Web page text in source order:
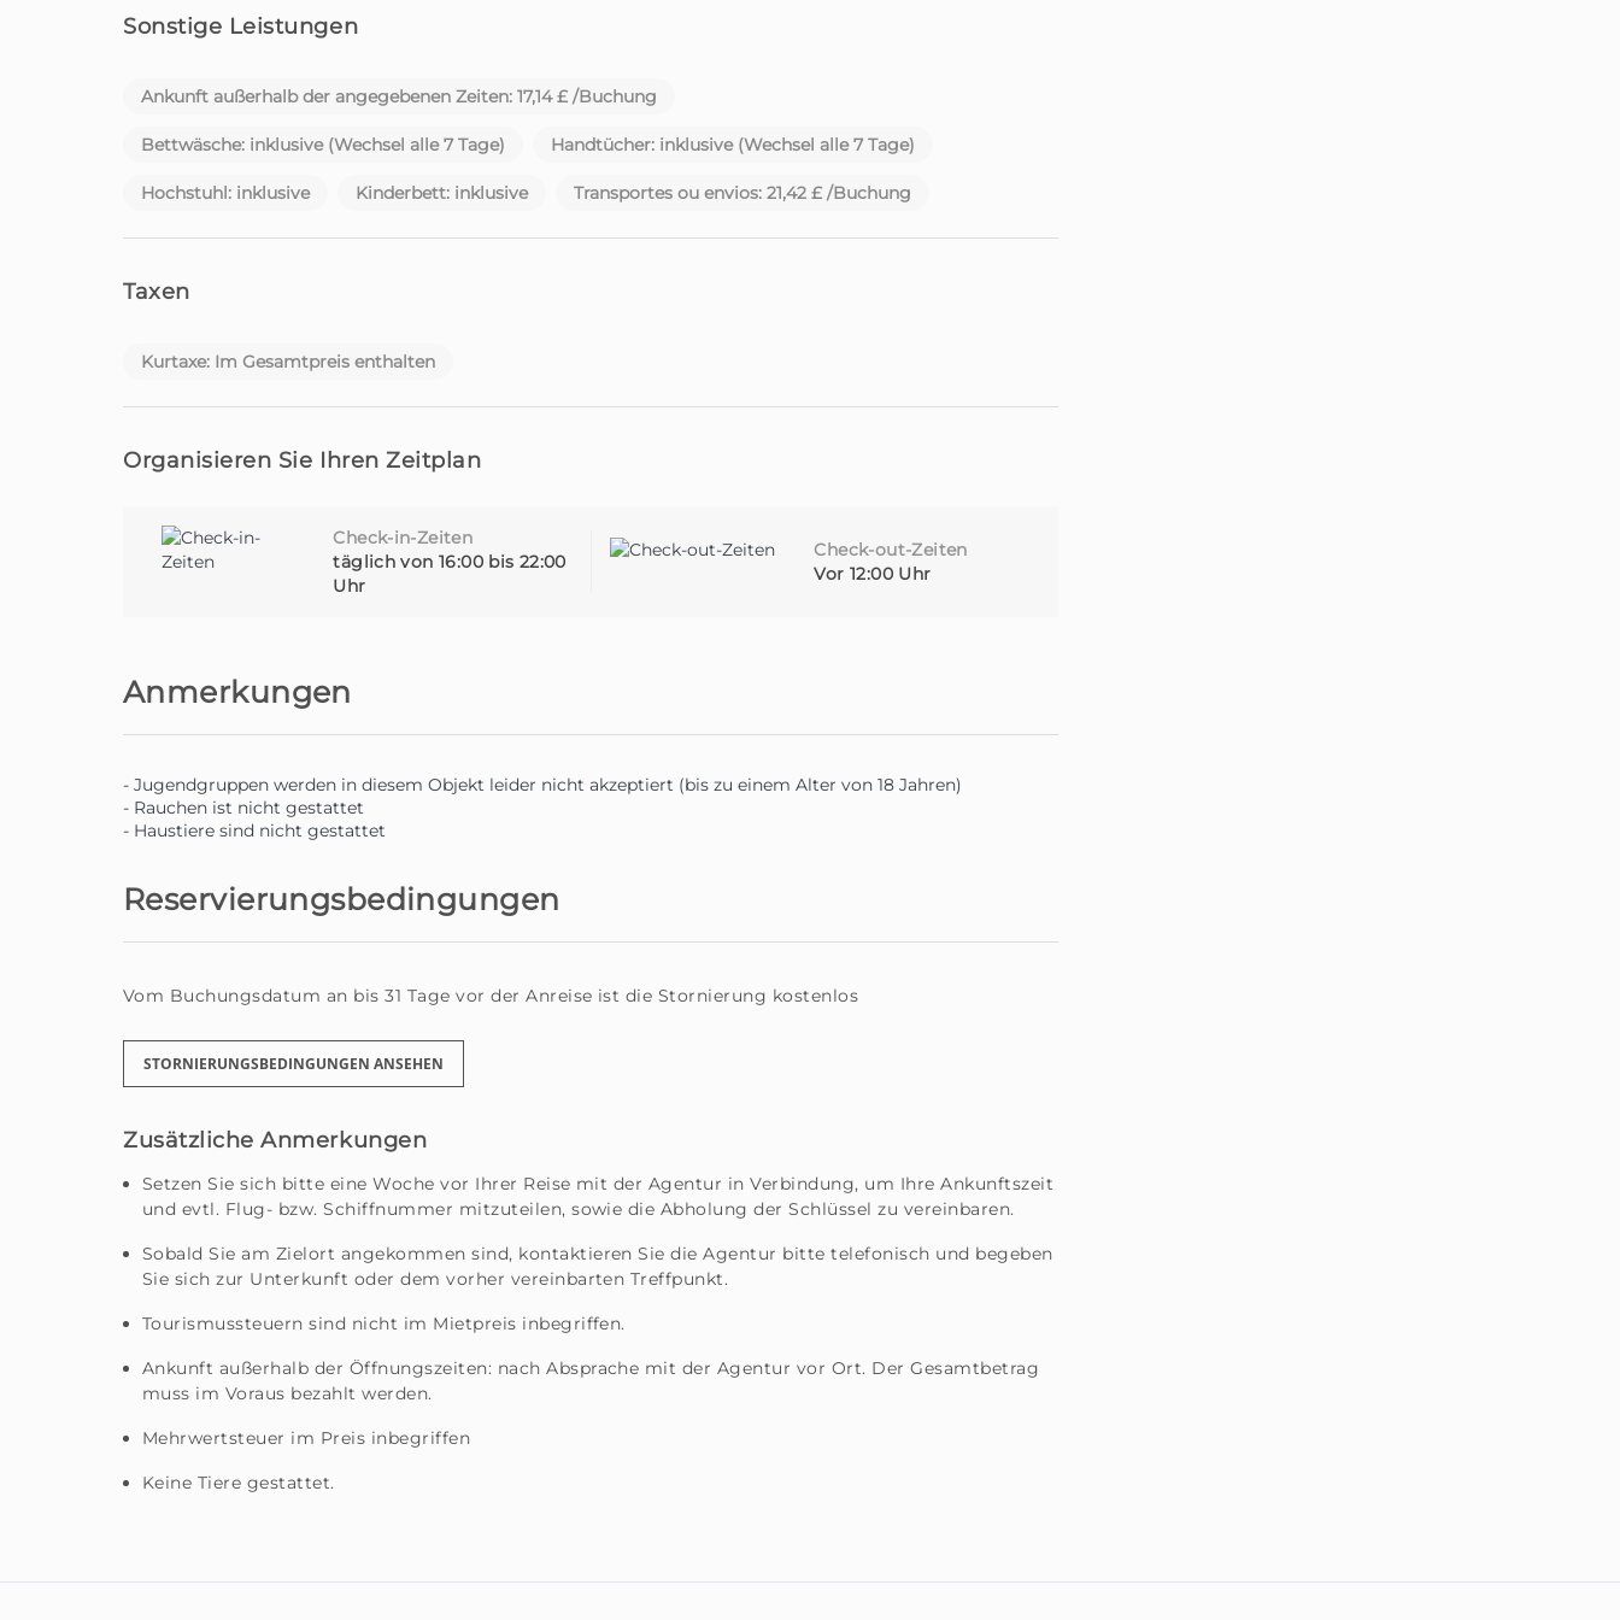
Homie - Dein Zuhause fern von Zuhause, auf der wunderschönen Insel Madeira
Sonstige Leistungen
Ankunft außerhalb der angegebenen Zeiten: 17,14 £ /Buchung
Bettwäsche: inklusive (Wechsel alle 7 Tage) Handtücher: inklusive (Wechsel alle 7 Tage)
Hochstuhl: inklusive Kinderbett: inklusive Transportes ou envios: 21,42 £ /Buchung
Taxen
Kurtaxe: Im Gesamtpreis enthalten
Organisieren Sie Ihren Zeitplan
Check-in-Zeiten
täglich von 16:00 bis 22:00
Uhr
Check-out-Zeiten
Vor 12:00 Uhr
Anmerkungen
- Jugendgruppen werden in diesem Objekt leider nicht akzeptiert (bis zu einem Alter von 18 Jahren)
- Rauchen ist nicht gestattet
- Haustiere sind nicht gestattet
Reservierungsbedingungen
Vom Buchungsdatum an bis 31 Tage vor der Anreise ist die Stornierung kostenlos
STORNIERUNGSBEDINGUNGEN ANSEHEN
Zusätzliche Anmerkungen
Setzen Sie sich bitte eine Woche vor Ihrer Reise mit der Agentur in Verbindung, um Ihre Ankunftszeit
und evtl. Flug- bzw. Schiffnummer mitzuteilen, sowie die Abholung der Schlüssel zu vereinbaren.
Sobald Sie am Zielort angekommen sind, kontaktieren Sie die Agentur bitte telefonisch und begeben
Sie sich zur Unterkunft oder dem vorher vereinbarten Treffpunkt.
Tourismussteuern sind nicht im Mietpreis inbegriffen.
Ankunft außerhalb der Öffnungszeiten: nach Absprache mit der Agentur vor Ort. Der Gesamtbetrag
muss im Voraus bezahlt werden.
Mehrwertsteuer im Preis inbegriffen
Keine Tiere gestattet.